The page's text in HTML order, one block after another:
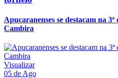
Apucaranenses se destacam na
Cambira
Visualizar
05 de Ago